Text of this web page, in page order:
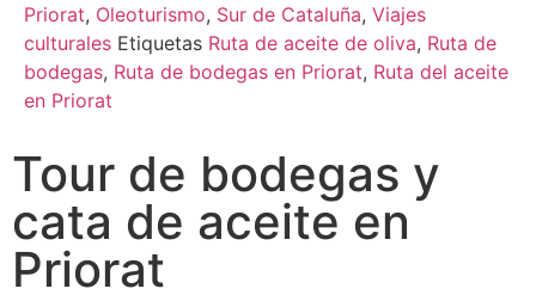
Priorat, Oleoturismo, Sur de Cataluña, Viajes
culturales Etiquetas Ruta de aceite de oliva, Ruta de
bodegas, Ruta de bodegas en Priorat, Ruta del aceite
en Priorat
Tour de bodegas y
cata de aceite en
Priorat